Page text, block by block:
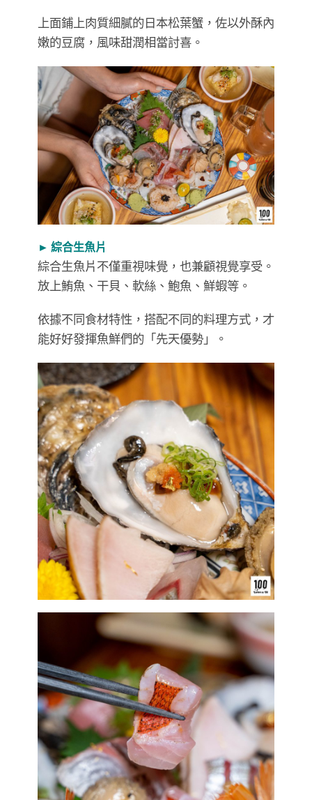
上面鋪上肉質細膩的日本松葉蟹，佐以外酥內
嫩的豆腐，風味甜潤相當討喜。
► 綜合生魚片
綜合生魚片不僅重視味覺，也兼顧視覺享受。
放上鮪魚、干貝、軟絲、鮑魚、鮮蝦等。
依據不同食材特性，搭配不同的料理方式，才
能好好發揮魚鮮們的「先天優勢」。